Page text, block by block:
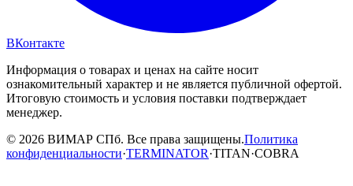
ВКонтакте
Информация о товарах и ценах на сайте носит
ознакомительный характер и не является публичной офертой.
Итоговую стоимость и условия поставки подтверждает
менеджер.
© 2026 ВИМАР СПб. Все права защищены.Политика
конфиденциальности·TERMINATOR·TITAN·COBRA